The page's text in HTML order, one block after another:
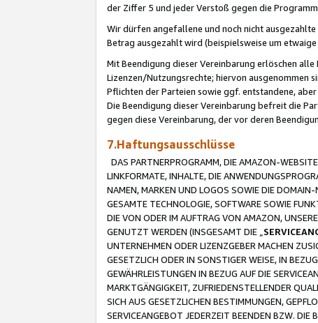
der Ziffer 5 und jeder Verstoß gegen die
Wir dürfen angefallene und noch nicht
Betrag ausgezahlt wird (beispielsweise um
Mit Beendigung dieser Vereinbarung erlöschen
Lizenzen/Nutzungsrechte; hiervon ausgenommen
Pflichten der Parteien sowie ggf. entstandene,
Die Beendigung dieser Vereinbarung befreit die
gegen diese Vereinbarung, der vor deren
7.Haftungsausschlüsse
DAS PARTNERPROGRAMM, DIE AMAZON-
LINKFORMATE, INHALTE, DIE
NAMEN, MARKEN UND LOGOS SOWIE DIE
GESAMTE TECHNOLOGIE, SOFTWARE SOWIE
DIE VON ODER IM AUFTRAG VON AMAZON,
GENUTZT WERDEN (INSGESAMT DIE „
UNTERNEHMEN ODER LIZENZGEBER MACHEN
GESETZLICH ODER IN SONSTIGER WEISE, IN
GEWÄHRLEISTUNGEN IN BEZUG AUF DIE
MARKTGÄNGIGKEIT, ZUFRIEDENSTELLENDER
SICH AUS GESETZLICHEN BESTIMMUNGEN,
SERVICEANGEBOT JEDERZEIT BEENDEN BZW. DIE